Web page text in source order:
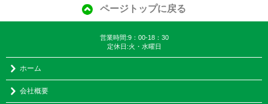
ページトップに戻る
営業時間:9：00-18：30
定休日:火・水曜日
ホーム
会社概要